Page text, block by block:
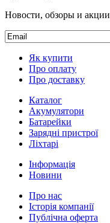
Новости, обзоры и акции
Як купити
Про оплату
Про доставку
Каталог
Акумулятори
Батарейки
Зарядні пристрої
Ліхтарі
Інформація
Новини
Про нас
Історія компанії
Публічна оферта